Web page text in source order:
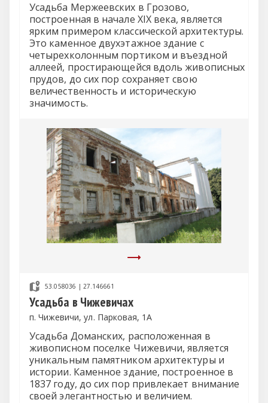
Усадьба Мержеевских в Грозово,
построенная в начале XIX века, является
ярким примером классической архитектуры.
Это каменное двухэтажное здание с
четырехколонным портиком и въездной
аллеей, простирающейся вдоль живописных
прудов, до сих пор сохраняет свою
величественность и историческую
значимость.
53.058036 | 27.146661
Усадьба в Чижевичах
п. Чижевичи, ул. Парковая, 1А
Усадьба Доманских, расположенная в
живописном поселке Чижевичи, является
уникальным памятником архитектуры и
истории. Каменное здание, построенное в
1837 году, до сих пор привлекает внимание
своей элегантностью и величием.